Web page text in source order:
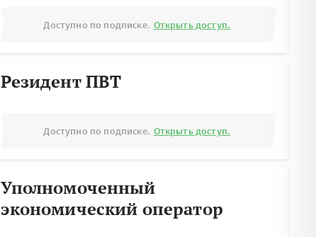
Доступно по подписке. Открыть доступ.
Резидент ПВТ
Доступно по подписке. Открыть доступ.
Уполномоченный
экономический оператор